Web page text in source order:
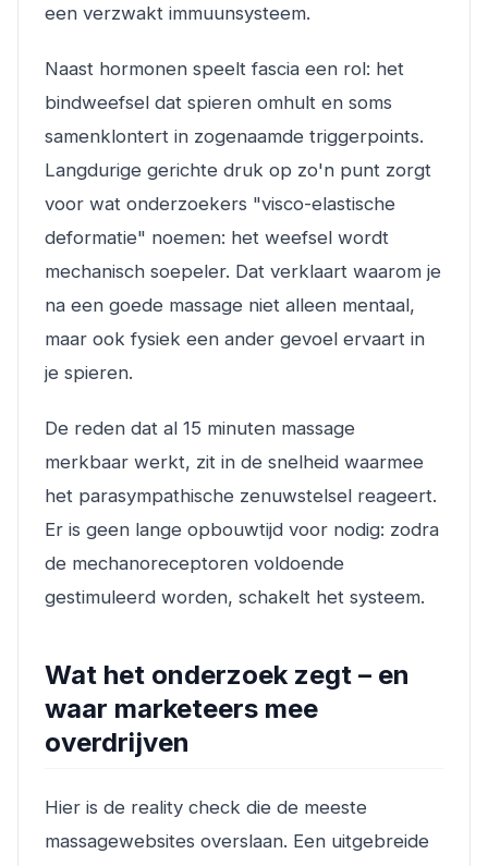
een verzwakt immuunsysteem.
Naast hormonen speelt fascia een rol: het
bindweefsel dat spieren omhult en soms
samenklontert in zogenaamde triggerpoints.
Langdurige gerichte druk op zo'n punt zorgt
voor wat onderzoekers "visco-elastische
deformatie" noemen: het weefsel wordt
mechanisch soepeler. Dat verklaart waarom je
na een goede massage niet alleen mentaal,
maar ook fysiek een ander gevoel ervaart in
je spieren.
De reden dat al 15 minuten massage
merkbaar werkt, zit in de snelheid waarmee
het parasympathische zenuwstelsel reageert.
Er is geen lange opbouwtijd voor nodig: zodra
de mechanoreceptoren voldoende
gestimuleerd worden, schakelt het systeem.
Wat het onderzoek zegt – en
waar marketeers mee
overdrijven
Hier is de reality check die de meeste
massagewebsites overslaan. Een uitgebreide